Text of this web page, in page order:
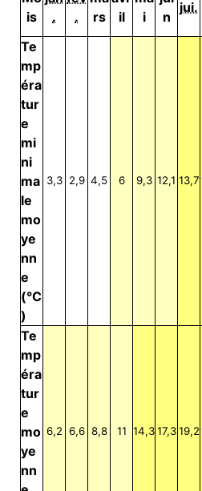
is
.
.
rs
il
i
n
jui.
Te
mp
éra
tur
e
mi
ni
ma
le
mo
ye
nn
e
(°C
)
3,3 2,9 4,5 6 9,3 12,1 13,7
Te
mp
éra
tur
e
mo
ye
nn
6,2 6,6 8,8 11 14,317,3 19,2